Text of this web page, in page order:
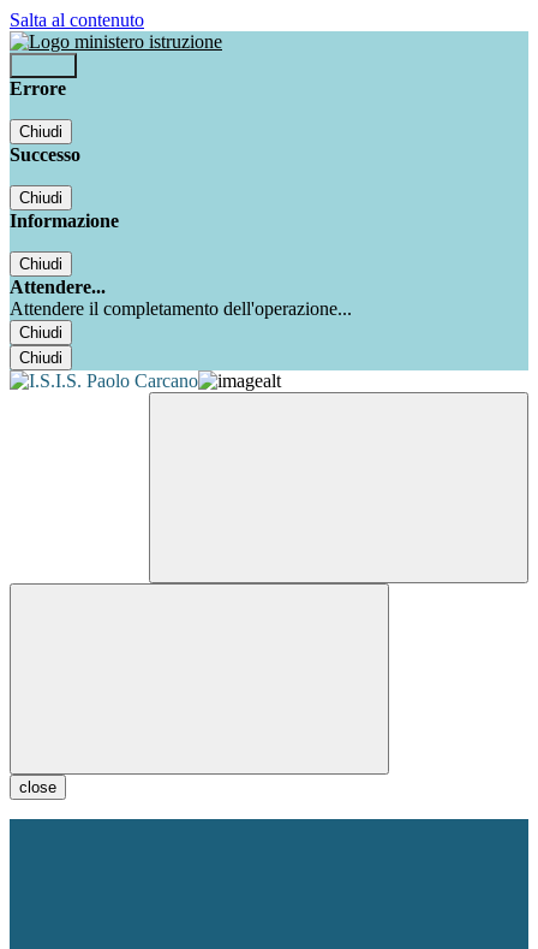
Salta al contenuto
Errore
Chiudi
Successo
Chiudi
Informazione
Chiudi
Attendere...
Attendere il completamento dell'operazione...
Chiudi
Chiudi
close